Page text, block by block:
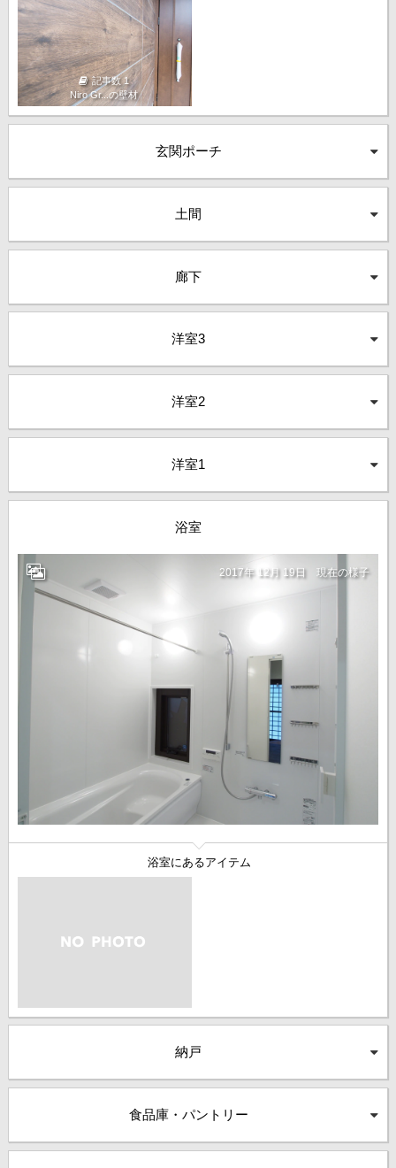
記事数 1
Niro Gr...の壁材
玄関ポーチ
土間
廊下
洋室3
洋室2
洋室1
浴室
2017年 12月 19日 現在の様子
浴室にあるアイテム
納戸
食品庫・パントリー